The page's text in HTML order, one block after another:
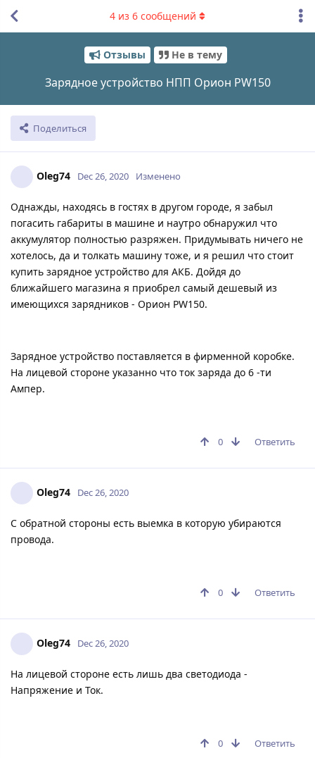
Отзывы Не в тему
Зарядное устройство НПП Орион PW150
Поделиться
4 из 6 сообщений
Oleg74 Dec 26, 2020 Изменено
Однажды, находясь в гостях в другом городе, я забыл
погасить габариты в машине и наутро обнаружил что
аккумулятор полностью разряжен. Придумывать ничего не
хотелось, да и толкать машину тоже, и я решил что стоит
купить зарядное устройство для АКБ. Дойдя до
ближайшего магазина я приобрел самый дешевый из
имеющихся зарядников - Орион PW150.
Зарядное устройство поставляется в фирменной коробке.
На лицевой стороне указанно что ток заряда до 6 -ти
Ампер.
0 Ответить
Oleg74 Dec 26, 2020
С обратной стороны есть выемка в которую убираются
провода.
0 Ответить
Oleg74 Dec 26, 2020
На лицевой стороне есть лишь два светодиода -
Напряжение и Ток.
0 Ответить